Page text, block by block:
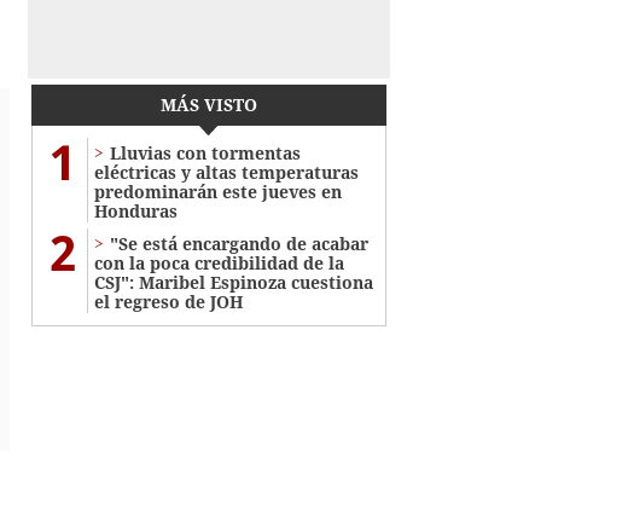
MÁS VISTO
1
Lluvias con tormentas
eléctricas y altas temperaturas
predominarán este jueves en
Honduras
2
"Se está encargando de acabar
con la poca credibilidad de la
CSJ": Maribel Espinoza cuestiona
el regreso de JOH